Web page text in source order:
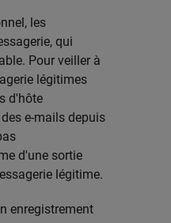
les
qui
Pour veiller à
légitimes
d'hôte
e-mails depuis
d'une sortie
légitime.
enregistrement